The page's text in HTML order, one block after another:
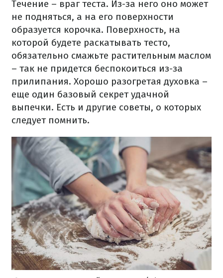
Течение – враг теста. Из-за него оно может
не подняться, а на его поверхности
образуется корочка. Поверхность, на
которой будете раскатывать тесто,
обязательно смажьте растительным маслом
– так не придется беспокоиться из-за
прилипания. Хорошо разогретая духовка –
еще один базовый секрет удачной
выпечки. Есть и другие советы, о которых
следует помнить.